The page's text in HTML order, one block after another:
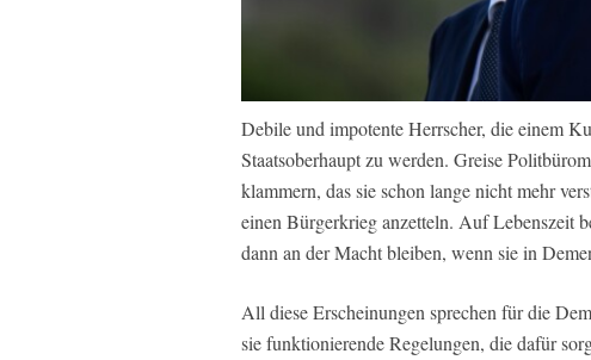
Debile und impotente Herrscher, die einem
Staatsoberhaupt zu werden. Greise
klammern, das sie schon lange nicht mehr
einen Bürgerkrieg anzetteln. Auf Lebenszeit
dann an der Macht bleiben, wenn sie in
All diese Erscheinungen sprechen für die
sie funktionierende Regelungen, die dafür